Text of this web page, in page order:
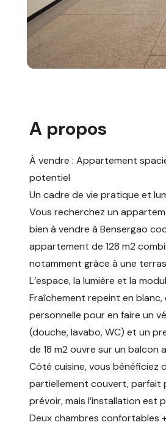
A propos
À vendre : Appartement
potentiel
Un cadre de vie pratique et
Vous recherchez un
bien à vendre à Bensergao
appartement de 128 m2
notamment grâce à une
L’espace, la lumière et la
Fraîchement repeint en
personnelle pour en faire un
(douche, lavabo, WC) et un
de 18 m2 ouvre sur un
Côté cuisine, vous bénéficiez
partiellement couvert, parfait
prévoir, mais l’installation est
Deux chambres confortables